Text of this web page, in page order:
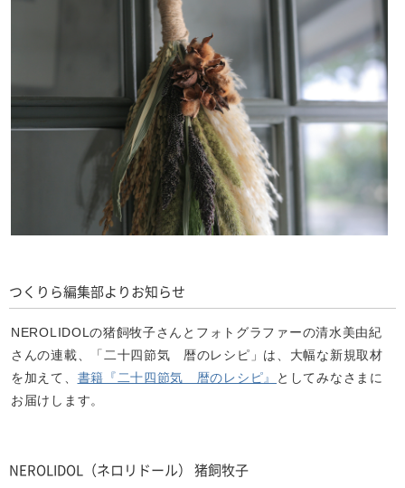
つくりら編集部よりお知らせ
NEROLIDOLの猪飼牧子さんとフォトグラファーの清水美由紀
さんの連載、「二十四節気 暦のレシピ」は、大幅な新規取材
を加えて、 書籍『二十四節気 暦のレシピ』
としてみなさまに
お届けします。
NEROLIDOL（ネロリドール） 猪飼牧子